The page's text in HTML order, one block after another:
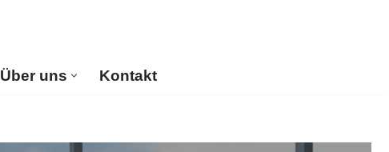
Über uns Kontakt